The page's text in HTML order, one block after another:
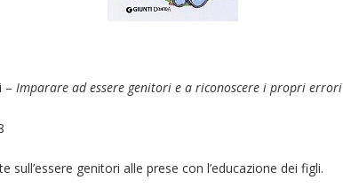
–Imparare ad essere genitori e a riconoscere i propri errori
sull’essere genitori alle prese con l’educazione dei figli.